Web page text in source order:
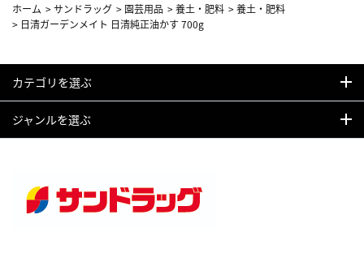
ホーム >サンドラッグ > 園芸用品 >養土・肥料 >養土・肥料
> 日清ガーデンメイト 日清純正油かす 700g
カテゴリを選ぶ
ジャンルを選ぶ